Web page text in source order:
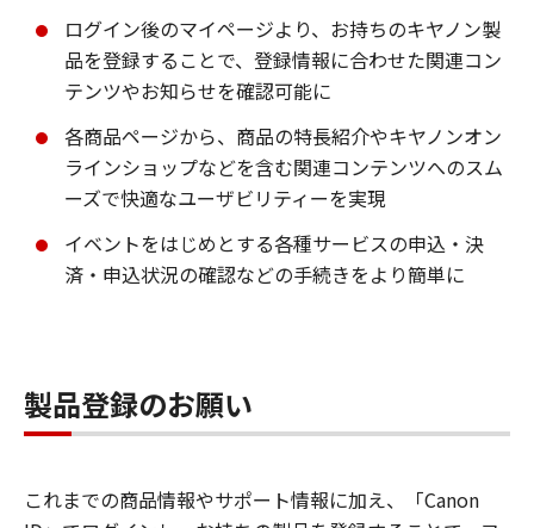
ログイン後のマイページより、お持ちのキヤノン製
品を登録することで、登録情報に合わせた関連コン
テンツやお知らせを確認可能に
各商品ページから、商品の特長紹介やキヤノンオン
ラインショップなどを含む関連コンテンツへのスム
ーズで快適なユーザビリティーを実現
イベントをはじめとする各種サービスの申込・決
済・申込状況の確認などの手続きをより簡単に
製品登録のお願い
これまでの商品情報やサポート情報に加え、「Canon